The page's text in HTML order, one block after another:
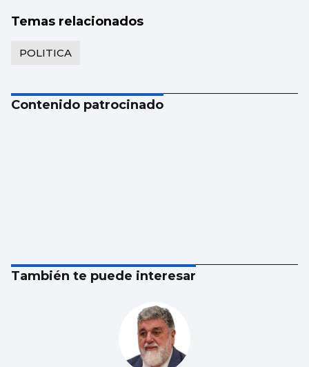
Temas relacionados
POLITICA
Contenido patrocinado
También te puede interesar